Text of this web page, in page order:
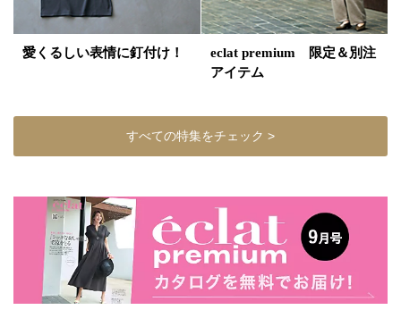
愛くるしい表情に釘付け！
eclat premium 限定＆別注
アイテム
すべての特集をチェック >